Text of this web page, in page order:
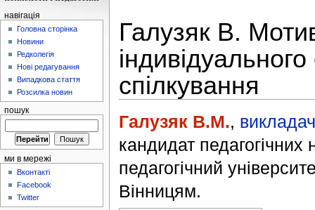
Галузяк В.
спілкування
Галузяк В.М.,
кандидат
педагогічний
Вінницям.
навігація
Головна сторінка
Новини
Редколегія
Нові редагування
Випадкова стаття
Розсилка новин
пошук
ми в мережі
Вконтакті
Facebook
Twitter